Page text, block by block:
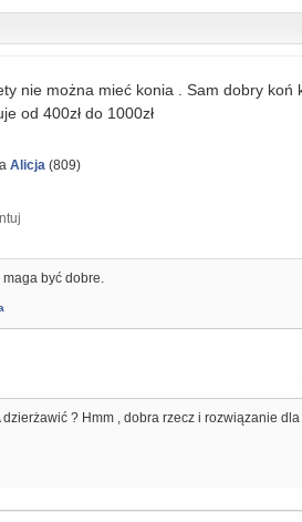
nie można mieć konia . Sam dobry koń
od 400zł do 1000zł
Alicja (809)
być dobre.
? Hmm , dobra rzecz i rozwiązanie